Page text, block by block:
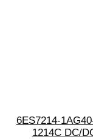
6ES7214-
1214C DC/